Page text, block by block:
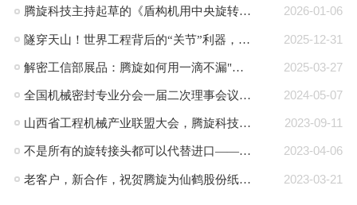
2026-01-06
腾旋科技主持起草的《盾构机用中央旋转接头》行业标准正式发布
2025-12-31
隧穿天山！世界工程背后的“关节”利器，腾旋回转接头助力TBM挑战极限！
2025-03-27
解密工信部展品：腾旋如何用一滴不漏"技术破局半导体高端装备“卡脖子”难题"
2024-05-07
全国机械密封专业分会一届二次理事会议在郎溪顺利召开
2023-09-11
山西省工程机械产业联盟大会，腾旋科技入选成员单位
2023-04-06
不是所有的旋转接头都可以代替进口——腾旋：可替代进口的旋转接头品牌
2023-03-21
老客户，新合作，祝贺腾旋为仙鹤股份纸机量身定制的蒸汽旋转接头批量交付